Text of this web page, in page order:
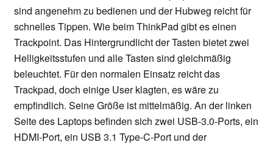
sind angenehm zu bedienen und der Hubweg reicht für
schnelles Tippen. Wie beim ThinkPad gibt es einen
Trackpoint. Das Hintergrundlicht der Tasten bietet zwei
Helligkeitsstufen und alle Tasten sind gleichmäßig
beleuchtet. Für den normalen Einsatz reicht das
Trackpad, doch einige User klagten, es wäre zu
empfindlich. Seine Größe ist mittelmäßig. An der linken
Seite des Laptops befinden sich zwei USB-3.0-Ports, ein
HDMI-Port, ein USB 3.1 Type-C-Port und der